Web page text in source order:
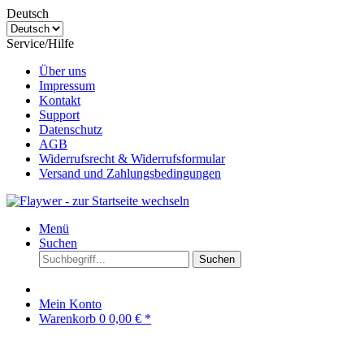
Deutsch
Service/Hilfe
Über uns
Impressum
Kontakt
Support
Datenschutz
AGB
Widerrufsrecht & Widerrufsformular
Versand und Zahlungsbedingungen
Menü
Suchen
Suchen
Mein Konto
Warenkorb 0 0,00 € *